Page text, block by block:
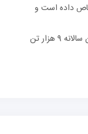
اختصاص داده است و
وی با بیان اینکه عشایر استان کرمان دارای سه میلیون رأس دام سبک و سنگین است گفت: عشایر شمال این استان سالانه 9 هزار تن